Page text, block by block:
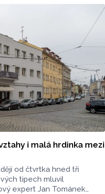
i malá hrdinka mezi
od čtvrtka hned tři
tipech mluvil
expert Jan Tománek